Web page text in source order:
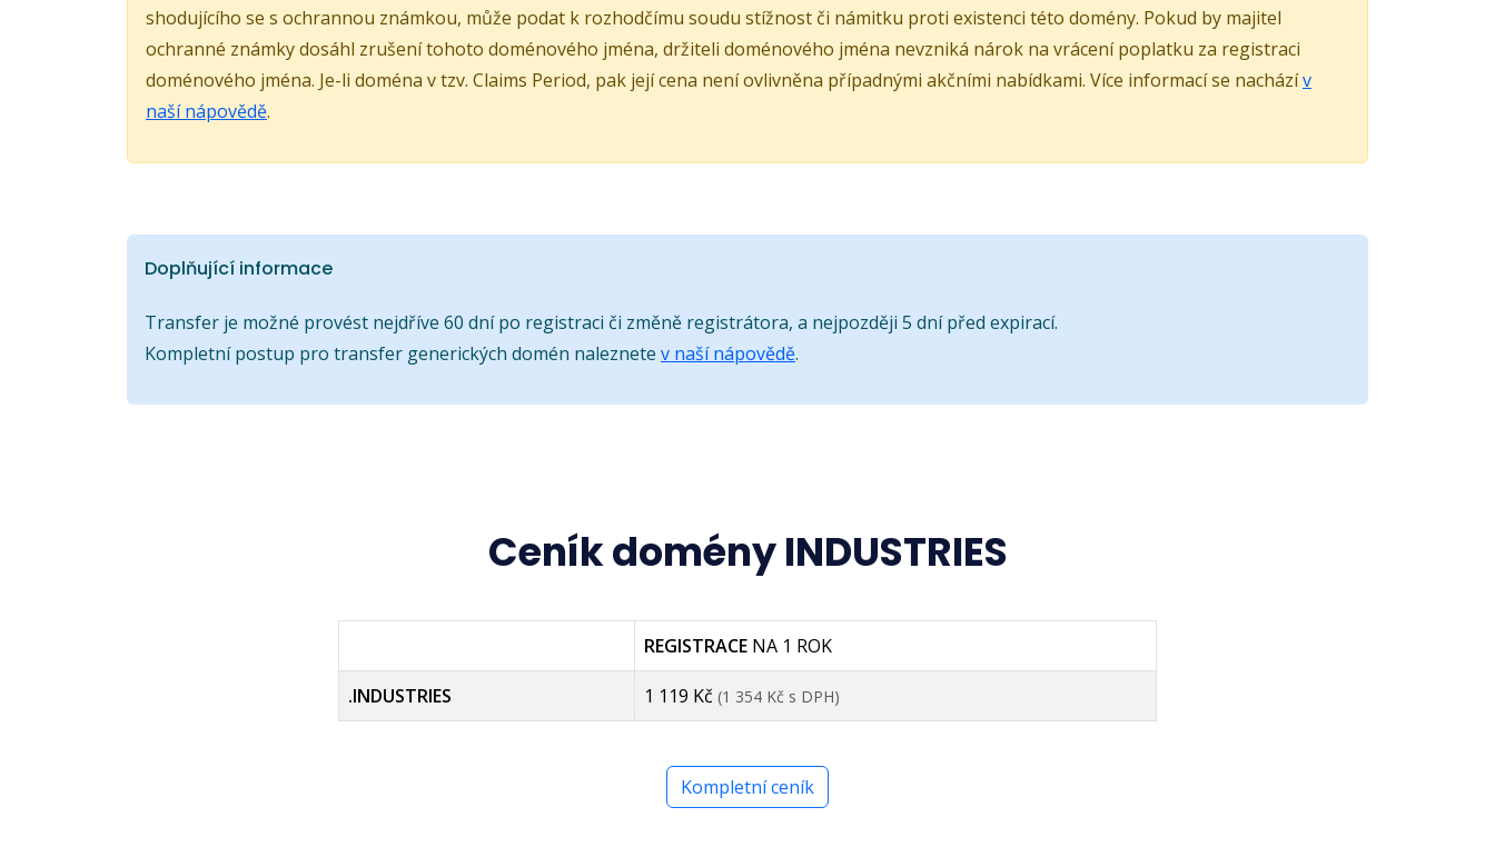
shodujícího se s ochrannou známkou, může podat k rozhodčímu soudu stížnost či námitku proti existenci této domény. Pokud by majitel
ochranné známky dosáhl zrušení tohoto doménového jména, držiteli doménového jména nevzniká nárok na vrácení poplatku za registraci
doménového jména. Je-li doména v tzv. Claims Period, pak její cena není ovlivněna případnými akčními nabídkami. Více informací se nacházív
naší nápovědě.
Doplňující informace
Transfer je možné provést nejdříve 60 dní po registraci či změně registrátora, a nejpozději 5 dní před expirací.
Kompletní postup pro transfer generických domén naleznete v naší nápovědě.
Ceník domény INDUSTRIES
REGISTRACE NA 1 ROK
.INDUSTRIES 1 119 Kč (1 354 Kč s DPH)
Kompletní ceník